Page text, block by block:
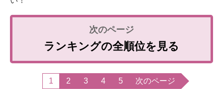
ランキングの全順位を見る
1 2 3 4 5 次のページ